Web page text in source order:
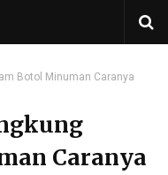
Botol Minuman Caranya
Caranya